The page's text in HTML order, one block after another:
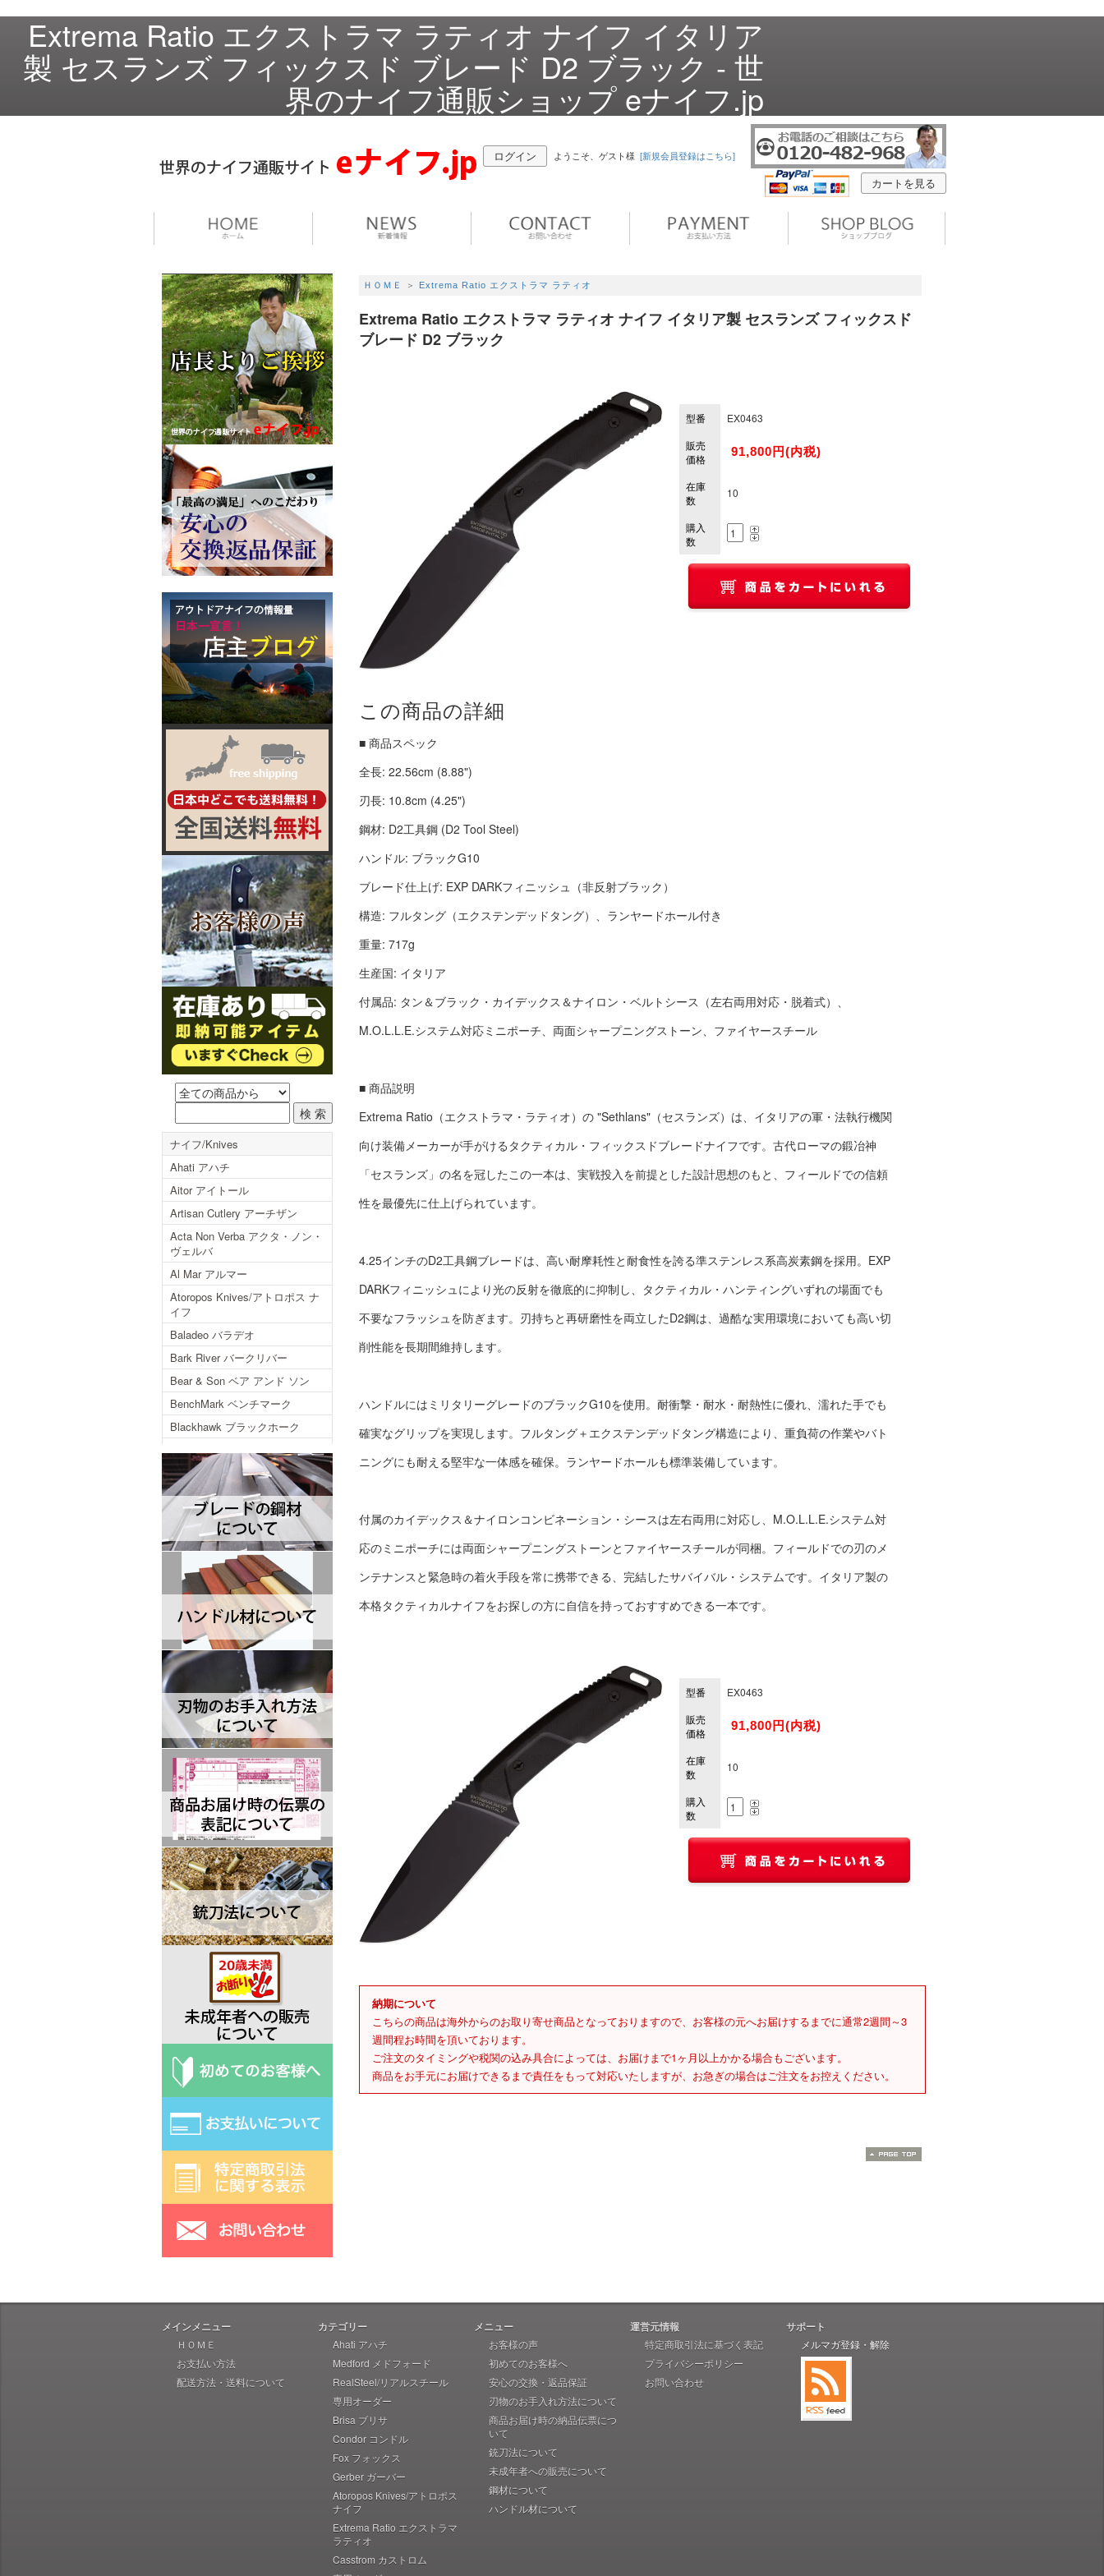
Extrema Ratio エクストラマ ラティオ ナイフ イタリア
製 セスランズ フィックスド ブレード D2 ブラック - 世
界のナイフ通販ショップ eナイフ.jp
カートを見る
ログイン ようこそ、ゲスト様 [新規会員登録はこちら]
ＨＯＭＥ ＞ Extrema Ratio エクストラマ ラティオ
Extrema Ratio エクストラマ ラティオ ナイフ イタリア製 セスランズ フィックスド
ブレード D2 ブラック
型番
EX0463
販売
価格
91,800円(内税)
在庫
数
10
購入
数
この商品の詳細
■ 商品スペック
全長: 22.56cm (8.88")
刃長: 10.8cm (4.25")
鋼材: D2工具鋼 (D2 Tool Steel)
ハンドル: ブラックG10
ブレード仕上げ: EXP DARKフィニッシュ（非反射ブラック）
構造: フルタング（エクステンデッドタング）、ランヤードホール付き
重量: 717g
生産国: イタリア
付属品: タン＆ブラック・カイデックス＆ナイロン・ベルトシース（左右両用対応・脱着式）、
M.O.L.L.E.システム対応ミニポーチ、両面シャープニングストーン、ファイヤースチール
■ 商品説明
Extrema Ratio（エクストラマ・ラティオ）の "Sethlans"（セスランズ）は、イタリアの軍・法執行機関
向け装備メーカーが手がけるタクティカル・フィックスドブレードナイフです。古代ローマの鍛冶神
「セスランズ」の名を冠したこの一本は、実戦投入を前提とした設計思想のもと、フィールドでの信頼
性を最優先に仕上げられています。
4.25インチのD2工具鋼ブレードは、高い耐摩耗性と耐食性を誇る準ステンレス系高炭素鋼を採用。EXP
DARKフィニッシュにより光の反射を徹底的に抑制し、タクティカル・ハンティングいずれの場面でも
不要なフラッシュを防ぎます。刃持ちと再研磨性を両立したD2鋼は、過酷な実用環境においても高い切
削性能を長期間維持します。
ハンドルにはミリタリーグレードのブラックG10を使用。耐衝撃・耐水・耐熱性に優れ、濡れた手でも
確実なグリップを実現します。フルタング＋エクステンデッドタング構造により、重負荷の作業やバト
ニングにも耐える堅牢な一体感を確保。ランヤードホールも標準装備しています。
付属のカイデックス＆ナイロンコンビネーション・シースは左右両用に対応し、M.O.L.L.E.システム対
応のミニポーチには両面シャープニングストーンとファイヤースチールが同梱。フィールドでの刃のメ
ンテナンスと緊急時の着火手段を常に携帯できる、完結したサバイバル・システムです。イタリア製の
本格タクティカルナイフをお探しの方に自信を持っておすすめできる一本です。
型番
EX0463
販売
価格
91,800円(内税)
在庫
数
10
購入
数
納期について
こちらの商品は海外からのお取り寄せ商品となっておりますので、お客様の元へお届けするまでに通常2週間～3
週間程お時間を頂いております。
ご注文のタイミングや税関の込み具合によっては、お届けまで1ヶ月以上かかる場合もございます。
商品をお手元にお届けできるまで責任をもって対応いたしますが、お急ぎの場合はご注文をお控えください。
ナイフ/Knives
Ahati アハチ
Aitor アイトール
Artisan Cutlery アーチザン
Acta Non Verba アクタ・ノン・
ヴェルバ
Al Mar アルマー
Atoropos Knives/アトロポス ナ
イフ
Baladeo バラデオ
Bark River バークリバー
Bear & Son ベア アンド ソン
BenchMark ベンチマーク
Blackhawk ブラックホーク
Blackjack ブラックジャック
Blackjack International ブラック
ジャックインターナショナル
Brisa ブリサ
BRK Designed by ESEE ブルリ
ッジナイフデザイン エスイー
Browning ブローニング
Buck バック
Camillus カミラス
Casstrom カストロム
CIVIVI シビビ
Bastinelli Creations バスティネ
リ
Cold Steel コールドスチール
Coleman コールマン
Condor コンドル
CRKT シーアールケーティ
CJRB シージェイアールビー
Cudeman ク―ドマン
Dawson ドーソン
Deejo ディージョ
EKA エカ
Elk Ridge エルクリッジ
ESEE エスイー
Exotac エクソタック
Fred Perrin フレッド・ペラン
Fobos Knives フォボス
Extrema Ratio エクストラマ ラ
ティオ
Fallkniven ファルクニーベン
Gerber ガーバー
Halfbreed Blades ハーフブリー
ドブレード
Hibben ヒビン
Hogue ホーグ
Heretic Knives ヘレティック
Imperial Schrade インペリアル
シュレード
Ka-Bar ケーバー
Ka-Bar Becker ケーバー ベッカ
ー
メインメニュー
ＨＯＭＥ
お支払い方法
配送方法・送料について
カテゴリー
Ahati アハチ
Medford メドフォード
RealSteel/リアルスチール
専用オーダー
Brisa ブリサ
Condor コンドル
Fox フォックス
Gerber ガーバー
Atoropos Knives/アトロポス
ナイフ
Extrema Ratio エクストラマ
ラティオ
Casstrom カストロム
メニュー
お客様の声
初めてのお客様へ
安心の交換・返品保証
刃物のお手入れ方法について
商品お届け時の納品伝票につ
いて
銃刀法について
未成年者への販売について
鋼材について
ハンドル材について
運営元情報
特定商取引法に基づく表記
プライバシーポリシー
お問い合わせ
サポート
メルマガ登録・解除